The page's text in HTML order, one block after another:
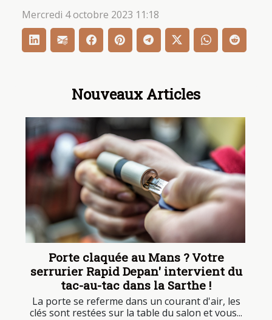
Nouveaux Articles
Porte claquée au Mans ? Votre
serrurier Rapid Depan' intervient du
tac-au-tac dans la Sarthe !
La porte se referme dans un courant d'air, les
clés sont restées sur la table du salon et vous...
Mercredi 4 octobre 2023 11:18